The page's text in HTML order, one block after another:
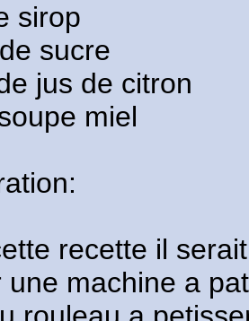
sirop
sucre
jus de citron
miel
recette il
une machine a